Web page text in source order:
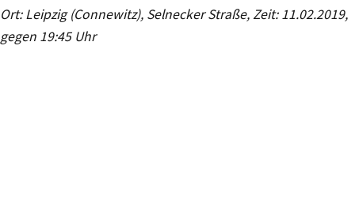
Ort: Leipzig (Connewitz), Selnecker Straße, Zeit: 11.02.2019,
gegen 19:45 Uhr